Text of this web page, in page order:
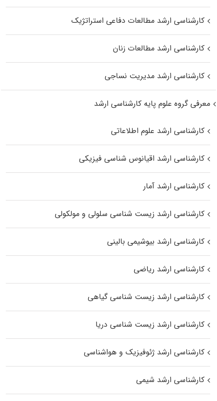
کارشناسی ارشد مطالعات دفاعی استراتژیک
کارشناسی ارشد مطالعات زنان
کارشناسی ارشد مدیریت نساجی
معرفی گروه علوم پایه کارشناسی ارشد
کارشناسی ارشد علوم اطلاعاتی
کارشناسی ارشد اقیانوس‌ شناسی فیزیکی
کارشناسی ارشد آمار
کارشناسی ارشد زیست شناسی سلولی و مولکولی
کارشناسی ارشد بیوشیمی بالینی
کارشناسی ارشد ریاضی
کارشناسی ارشد زیست‌ شناسی گیاهی
کارشناسی ارشد زیست‌ شناسی دریا
کارشناسی ارشد ژئوفیزیک و هواشناسی
کارشناسی ارشد شیمی